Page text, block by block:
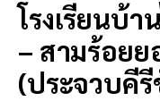
โรงเรียนบ้า
– สามร้อยย
(ประจวบคี